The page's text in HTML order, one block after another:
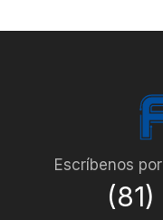
Escríbenos